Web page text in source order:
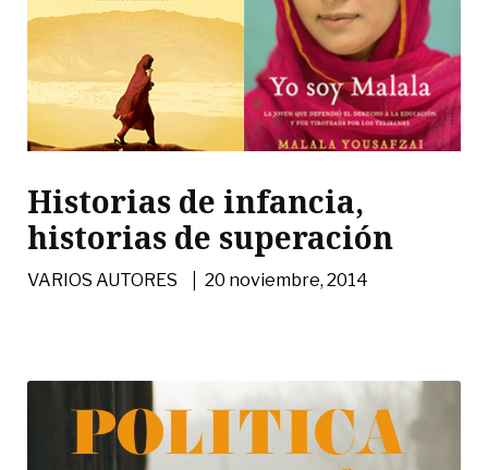
Historias de infancia,
historias de superación
VARIOS AUTORES |20 noviembre, 2014